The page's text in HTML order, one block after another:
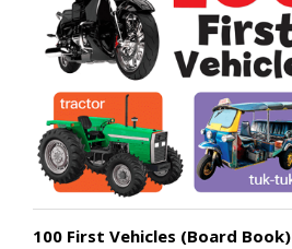
100 First Vehicles (Board Book)